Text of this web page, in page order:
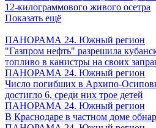
12-килограммового живого осетра
Показать ещё
ПАНОРАМА 24. Южный регион
"Газпром нефть" разрешила
топливо в канистры на своих
ПАНОРАМА 24. Южный регион
Число погибших в Архипо-
достигло 6, среди них трое детей
ПАНОРАМА 24. Южный регион
В Краснодаре в частном доме